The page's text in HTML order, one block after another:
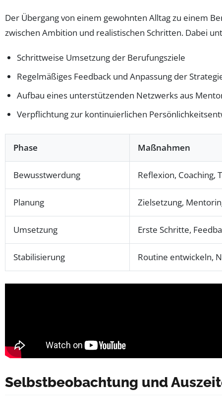
Der Übergang von einem gewohnten Alltag zu einem
zwischen Ambition und realistischen Schritten. Dabei
Schrittweise Umsetzung der Berufungsziele
Regelmäßiges Feedback und Anpassung der
Aufbau eines unterstützenden Netzwerks aus
Verpflichtung zur kontinuierlichen
Phase Maßnahmen
Bewusstwerdung Reflexion, Coaching,
Planung Zielsetzung,
Umsetzung Erste Schritte,
Stabilisierung Routine entwickeln,
Selbstbeobachtung und